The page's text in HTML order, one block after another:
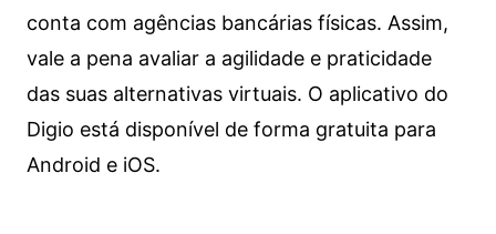
conta com agências bancárias físicas. Assim,
vale a pena avaliar a agilidade e praticidade
das suas alternativas virtuais. O aplicativo do
Digio está disponível de forma gratuita para
Android e iOS.